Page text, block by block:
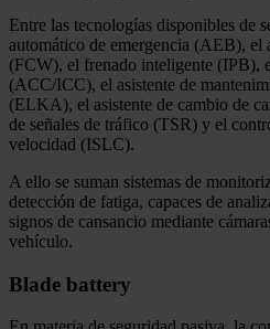
Entre las tecnologías disponibles de
automático de emergencia (AEB), el
(FCW), el frenado inteligente (IPB),
(ACC/ICC), el asistente de
(ELKA), el asistente de cambio de
de señales de tráfico (TSR) y el
velocidad (ISLC).
A ello se suman sistemas de
detección de fatiga, capaces de
signos de cansancio mediante
vehículo.
Blade battery